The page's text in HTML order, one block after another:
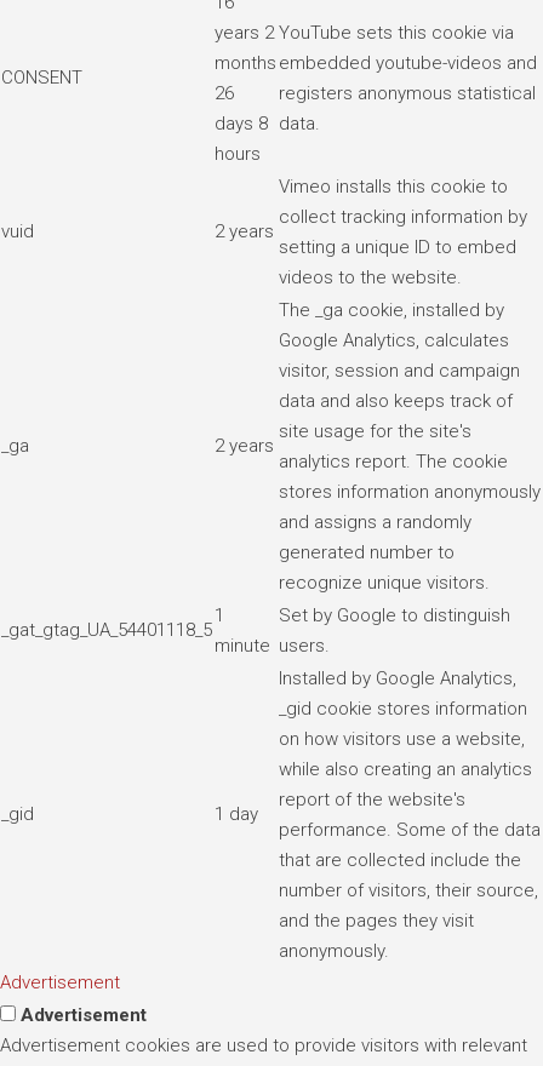
CONSENT
years 2
months
26
days 8
hours
YouTube sets this cookie via
embedded youtube-videos and
registers anonymous statistical
data.
vuid 2 years
Vimeo installs this cookie to
collect tracking information by
setting a unique ID to embed
videos to the website.
_ga 2 years
The _ga cookie, installed by
Google Analytics, calculates
visitor, session and campaign
data and also keeps track of
site usage for the site's
analytics report. The cookie
stores information anonymously
and assigns a randomly
generated number to
recognize unique visitors.
_gat_gtag_UA_54401118_5
1
minute
Set by Google to distinguish
users.
_gid 1 day
Installed by Google Analytics,
_gid cookie stores information
on how visitors use a website,
while also creating an analytics
report of the website's
performance. Some of the data
that are collected include the
number of visitors, their source,
and the pages they visit
anonymously.
Advertisement
Advertisement
Advertisement cookies are used to provide visitors with relevant